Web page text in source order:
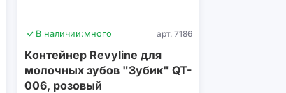
В наличии:много арт. 7186
Контейнер Revyline для
молочных зубов "Зубик" QT-
006, розовый